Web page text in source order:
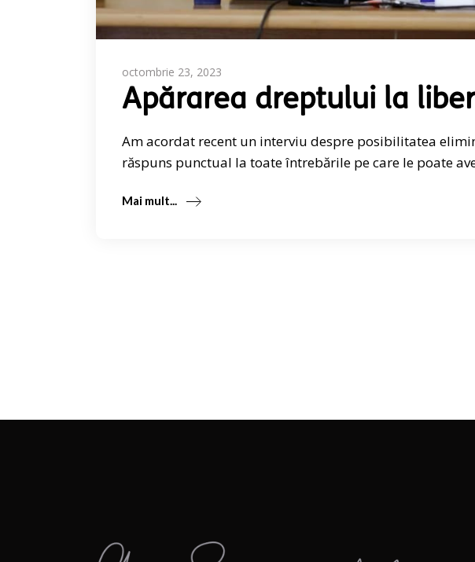
octombrie 23, 2023
Apărarea dreptului la
Am acordat recent un interviu despre posibilitatea
răspuns punctual la toate întrebările pe care le poate
Mai mult...